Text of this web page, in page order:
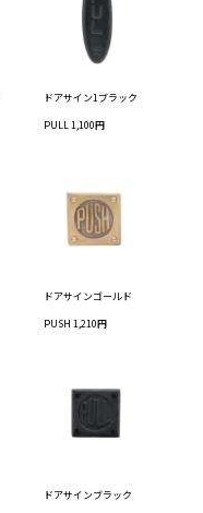
ドアサイン1ブラック
PULL 1,100円
ドアサインゴールド
PUSH 1,210円
ドアサインブラック